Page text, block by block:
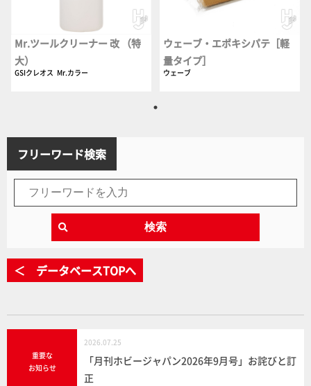
Mr.ツールクリーナー 改 （特
大）
GSIクレオス Mr.カラー
ウェーブ・エポキシパテ［軽
量タイプ］
ウェーブ
フリーワード検索
検索
＜ データベースTOPへ
重要な
お知らせ
2026.07.25
「月刊ホビージャパン2026年9月号」お詫びと訂
正